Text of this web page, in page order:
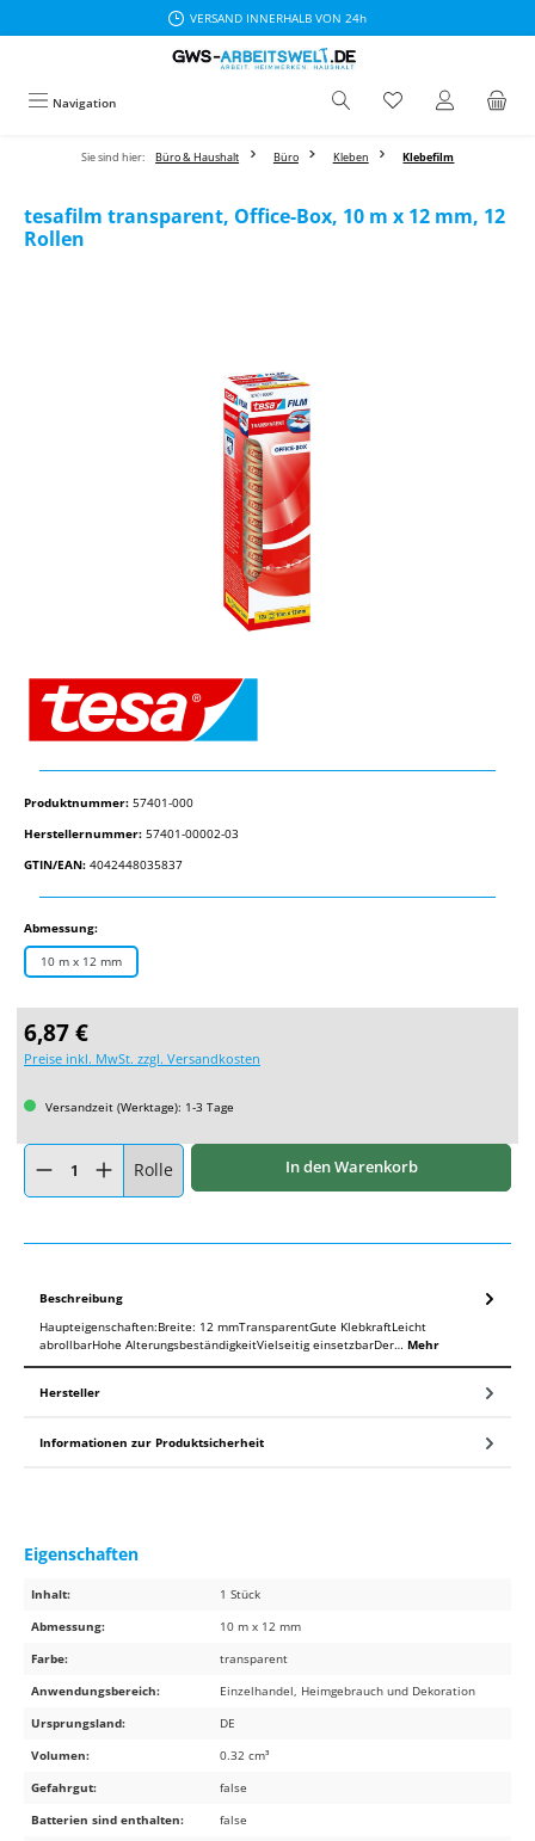
VERSAND INNERHALB VON 24h
Navigation
Sie sind hier: Büro & Haushalt Büro Kleben Klebefilm
tesafilm transparent, Office-Box, 10 m x 12 mm, 12
Rollen
Produktnummer: 57401-000
Herstellernummer: 57401-00002-03
GTIN/EAN: 4042448035837
Abmessung:auswählen
10 m x 12 mm
Regulärer Preis:
6,87 €
Preise inkl. MwSt. zzgl. Versandkosten
Versandzeit (Werktage): 1-3 Tage
Produkt Anzahl: Gib den gewünschten Wert ein oder benutze die Schaltflächen
Rolle In den Warenkorb
Beschreibung
Haupteigenschaften:Breite: 12 mmTransparentGute KlebkraftLeicht
abrollbarHohe AlterungsbeständigkeitVielseitig einsetzbarDer… Mehr
Hersteller
Informationen zur Produktsicherheit
Eigenschaften
Inhalt:
1 Stück
Abmessung:
10 m x 12 mm
Farbe:
transparent
Anwendungsbereich:
Einzelhandel, Heimgebrauch und Dekoration
Ursprungsland:
DE
Volumen:
0.32 cm³
Gefahrgut:
false
Batterien sind enthalten:
false